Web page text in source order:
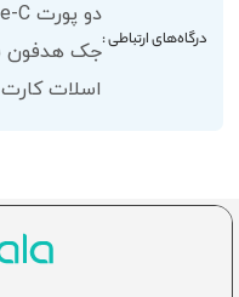
درگاه‌های ارتباطی :
دو پورت USB Type-C
جک هدفون 3.5 میلی متری
اسلات کارت SD